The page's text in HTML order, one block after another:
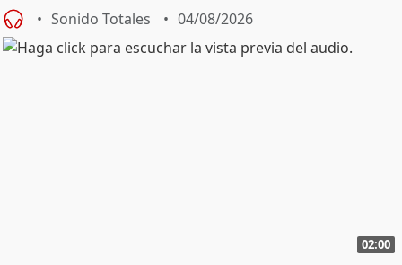
Sonido Totales 04/08/2026
02:00